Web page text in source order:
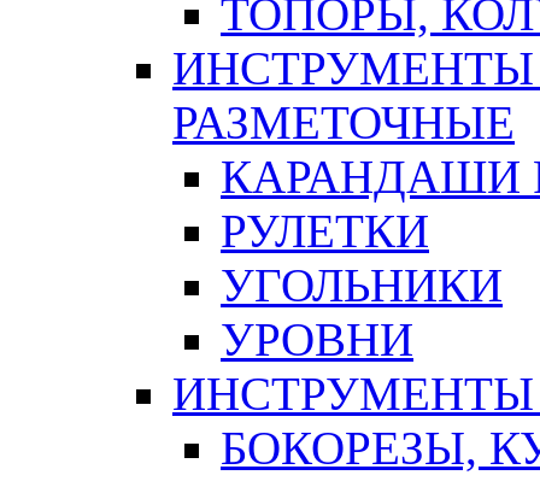
ТОПОРЫ,
ИНСТРУМЕНТЫ
РАЗМЕТОЧНЫЕ
КАРАНДАШИ
РУЛЕТКИ
УГОЛЬНИКИ
УРОВНИ
БОКОРЕЗЫ,